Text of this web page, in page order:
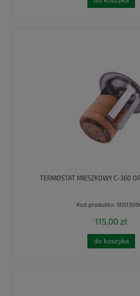
TERMOSTAT MIESZKOWY C-360
Kod produktu:
115,00 zł
do koszyka